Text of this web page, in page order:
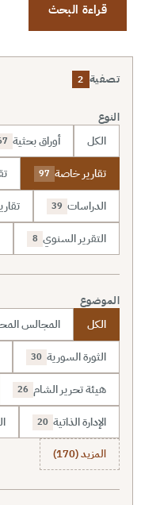
قراءة البحث
تصفية 2
النوع
الكل أوراق بحثية
تقارير خاصة 97
الدراسات 39
التقرير السنوي 8
الموضوع
الكل المجالس
الثورة السورية 30
هيئة تحرير الشام 26
الإدارة الذاتية 20
المزيد (170)